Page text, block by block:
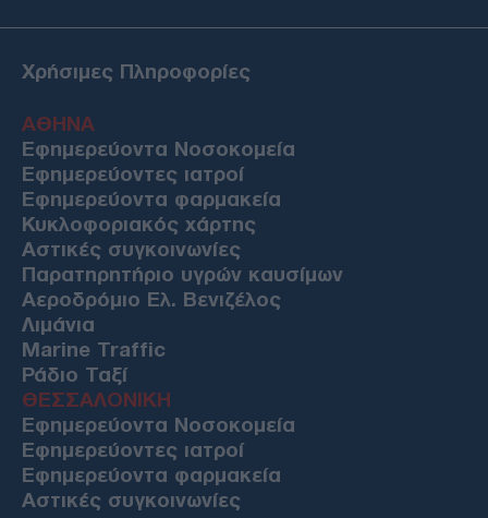
Χρήσιμες Πληροφορίες
ΑΘΗΝΑ
Εφημερεύοντα Νοσοκομεία
Εφημερεύοντες ιατροί
Εφημερεύοντα φαρμακεία
Κυκλοφοριακός χάρτης
Αστικές συγκοινωνίες
Παρατηρητήριο υγρών καυσίμων
Αεροδρόμιο Ελ. Βενιζέλος
Λιμάνια
Marine Traffic
Ράδιο Ταξί
ΘΕΣΣΑΛΟΝΙΚΗ
Εφημερεύοντα Νοσοκομεία
Εφημερεύοντες ιατροί
Εφημερεύοντα φαρμακεία
Αστικές συγκοινωνίες